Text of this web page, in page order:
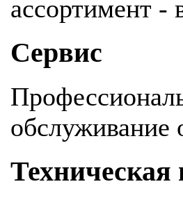
ассортимент -
Сервис
обслуживание
Техническая